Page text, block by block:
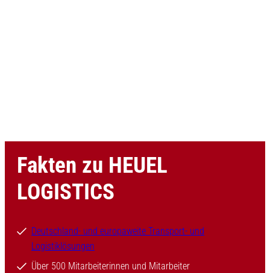
Fakten zu HEUEL
LOGISTICS
Deutschland- und europaweite Transport- und
Logistiklösungen
Über 500 Mitarbeiterinnen und Mitarbeiter